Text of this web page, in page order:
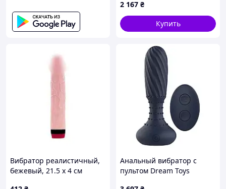
2 167 ₴
Купить
Вибратор реалистичный,
бежевый, 21.5 х 4 см
Анальный вибратор с
пультом Dream Toys